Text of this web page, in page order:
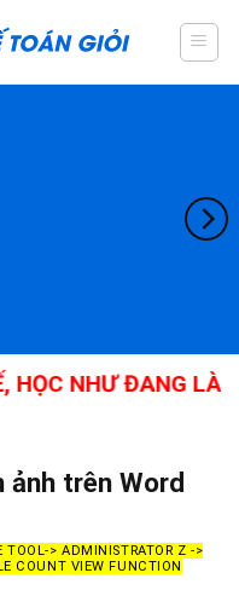
ĐANG LÀM,
ảnh trên Word
TOOL-> ADMINISTRATOR Z ->
COUNT VIEW FUNCTION